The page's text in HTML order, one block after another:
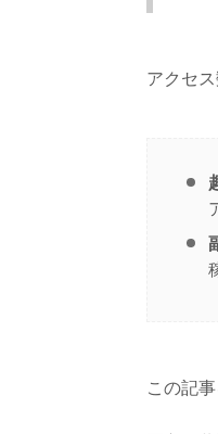
アクセ
この記